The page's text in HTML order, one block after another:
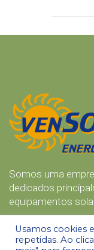
Somos uma
dedicados
equipamentos
2022 © Vensol
Usamos cookies
repetidas. Ao